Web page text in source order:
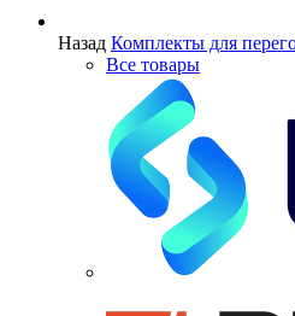
Назад Комплекты для
Все товары